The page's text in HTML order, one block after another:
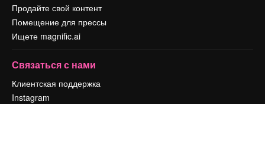
Продайте свой контент
Помещение для прессы
Ищете magnific.ai
Связаться с нами
Клиентская поддержка
Instagram